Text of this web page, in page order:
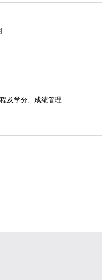
及学分、成绩管理...